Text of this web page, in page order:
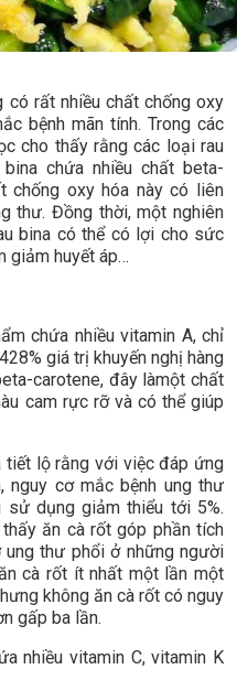
có rất nhiều chất chống oxy
bệnh mãn tính. Trong các
cho thấy rằng các loại rau
chứa nhiều chất beta-
chống oxy hóa này có liên
thư. Đồng thời, một nghiên
bina có thể có lợi cho sức
giảm huyết áp…
chứa nhiều vitamin A, chỉ
giá trị khuyến nghị hàng
carotene, đây làmột chất
cam rực rỡ và có thể giúp
tiết lộ rằng với việc đáp ứng
nguy cơ mắc bệnh ung thư
dụng giảm thiểu tới 5%.
ăn cà rốt góp phần tích
thư phổi ở những người
cà rốt ít nhất một lần một
không ăn cà rốt có nguy
gấp ba lần.
nhiều vitamin C, vitamin K